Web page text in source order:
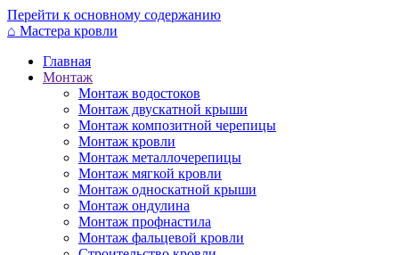
Перейти к основному содержанию
⌂ Мастера кровли
Главная
Монтаж
Монтаж водостоков
Монтаж двускатной крыши
Монтаж композитной черепицы
Монтаж кровли
Монтаж металлочерепицы
Монтаж мягкой кровли
Монтаж односкатной крыши
Монтаж ондулина
Монтаж профнастила
Монтаж фальцевой кровли